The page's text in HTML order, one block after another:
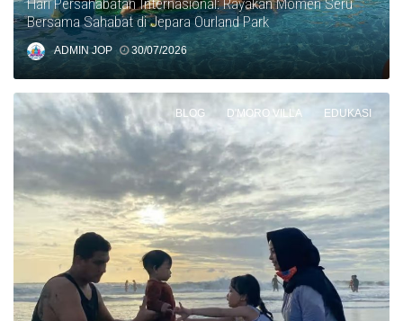
Hari Persahabatan Internasional: Rayakan Momen Seru
Bersama Sahabat di Jepara Ourland Park
ADMIN JOP 30/07/2026
BLOG D'MORO VILLA EDUKASI